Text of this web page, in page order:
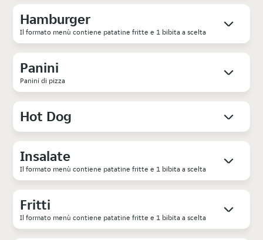
Hamburger
Il formato menù contiene patatine fritte e 1 bibita a scelta
Panini
Panini di pizza
Hot Dog
Insalate
Il formato menù contiene patatine fritte e 1 bibita a scelta
Fritti
Il formato menù contiene patatine fritte e 1 bibita a scelta